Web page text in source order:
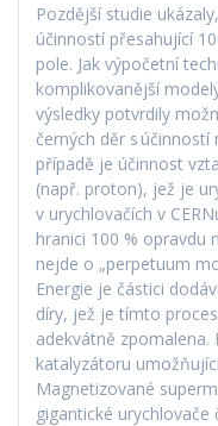
Pozdější studie
účinností přesahující
pole. Jak výpočetní
komplikovanější
výsledky potvrdily
černých děr s
případě je účinnost
(např. proton), jež je
v urychlovačích v
hranici 100 % opravdu
nejde o „perpetuum
Energie je částici
díry, jež je tímto
adekvátně
katalyzátoru
Magnetizované
gigantické urychlovače